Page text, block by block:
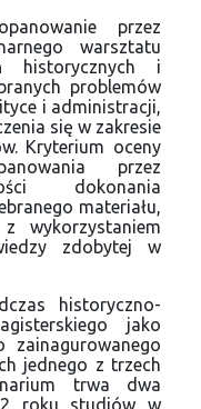
przez
warsztatu
historycznych i
problemów
i administracji,
się w zakresie
Kryterium oceny
przez
dokonania
materiału,
wykorzystaniem
zdobytej w
historyczno-
jako
zainagurowanego
jednego z trzech
trwa dwa
roku studiów w